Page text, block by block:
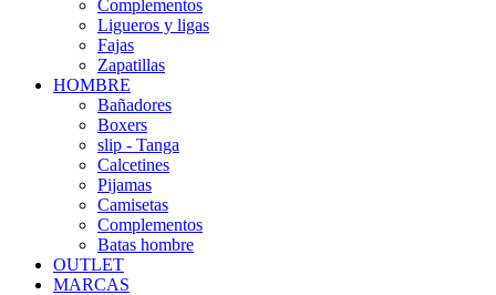
Complementos
Ligueros y ligas
Fajas
Zapatillas
HOMBRE
Bañadores
Boxers
slip - Tanga
Calcetines
Pijamas
Camisetas
Complementos
Batas hombre
OUTLET
MARCAS